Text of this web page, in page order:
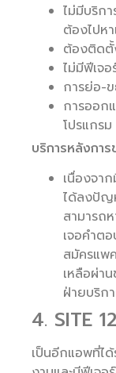
ไม่มีบริกา
ต้องไปห
ต้องติดตั้
ไม่มีฟีเจ
การย่อ-
การออก
โปรแกรม
บริการหลังการ
เนื่องจา
ได้ลงปัญ
สามารถ
เจอคำต
สมัครแพ
เหลือผ่า
ฝ่ายบริก
4. SITE
เป็นอีกแอพที่ไ